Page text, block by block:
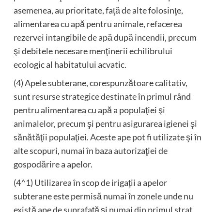
asemenea, au prioritate, faţă de alte folosinţe,
alimentarea cu apă pentru animale, refacerea
rezervei intangibile de apă după incendii, precum
şi debitele necesare menţinerii echilibrului
ecologic al habitatului acvatic.
(4) Apele subterane, corespunzătoare calitativ,
sunt resurse strategice destinate în primul rând
pentru alimentarea cu apă a populaţiei şi
animalelor, precum şi pentru asigurarea igienei şi
sănătăţii populaţiei. Aceste ape pot fi utilizate şi în
alte scopuri, numai în baza autorizaţiei de
gospodărire a apelor.
(4^1) Utilizarea în scop de irigații a apelor
subterane este permisă numai în zonele unde nu
există ape de suprafață şi numai din primul strat